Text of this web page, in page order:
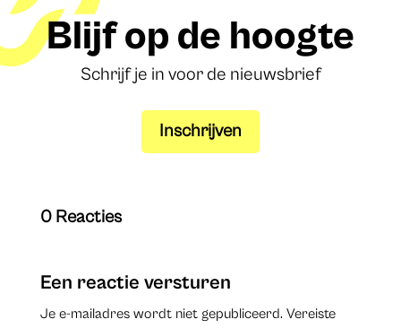
Blijf op de hoogte
Schrijf je in voor de nieuwsbrief
Inschrijven
0 Reacties
Een reactie versturen
Je e-mailadres wordt niet gepubliceerd. Vereiste